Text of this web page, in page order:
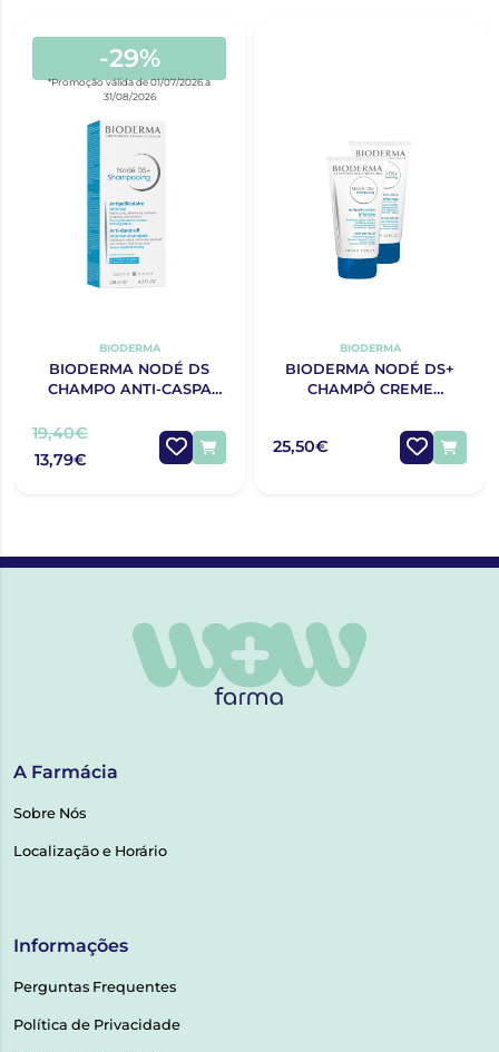
-29%
*Promoção válida de 01/07/2026 a
31/08/2026
BIODERMA
BIODERMA NODÉ DS
CHAMPO ANTI-CASPA
19,40€
13,79€
BIODERMA
BIODERMA NODÉ DS+
CHAMPÔ CREME
25,50€
A Farmácia
Sobre Nós
Localização e Horário
Informações
Perguntas Frequentes
Política de Privacidade